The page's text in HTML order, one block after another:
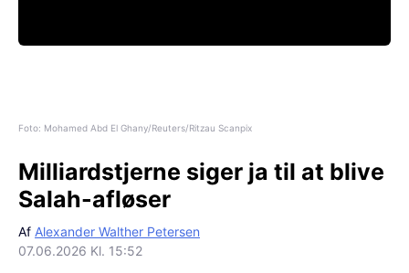
Foto: Mohamed Abd El Ghany/Reuters/Ritzau Scanpix
Milliardstjerne siger ja til at blive
Salah-afløser
Af Alexander Walther Petersen
07.06.2026 Kl. 15:52